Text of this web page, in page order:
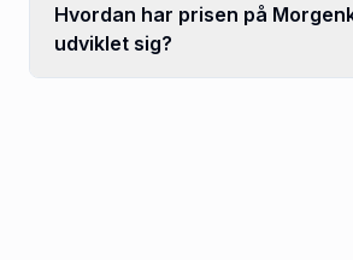
Hvordan har prisen på
udviklet sig?